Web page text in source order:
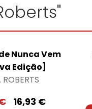
Nunca Vem
Edição]
16,93 €